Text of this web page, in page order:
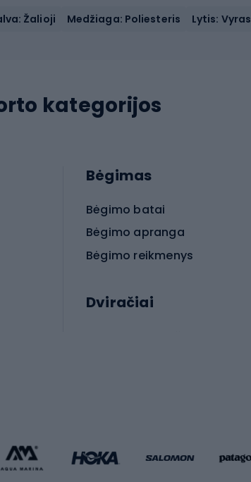
Žalioji Medžiaga: Poliesteris Lytis: Vyras
kategorijos
Bėgimas
Bėgimo batai
Bėgimo apranga
Bėgimo reikmenys
Dviračiai
Vaikiški dviračiai